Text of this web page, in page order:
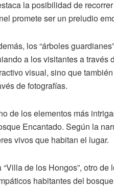
la posibilidad de
promete ser un preludio
los “árboles
a los visitantes a través
visual, sino que
de fotografías.
de los elementos más
Encantado. Según la
vivos que habitan el lugar.
“Villa de los Hongos”, otro
habitantes del